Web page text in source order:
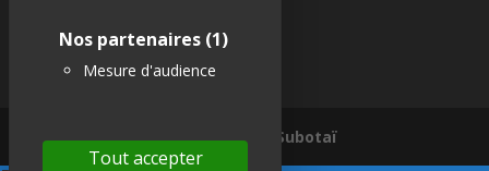
Nos partenaires (1)
Mesure d'audience
Tout accepter
Une réalisation Subotaï